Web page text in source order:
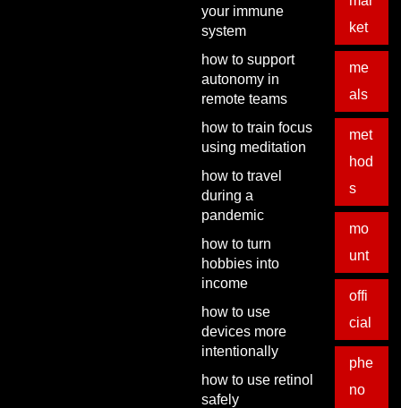
your immune
system
how to support
autonomy in
remote teams
how to train focus
using meditation
how to travel
during a
pandemic
how to turn
hobbies into
income
how to use
devices more
intentionally
how to use retinol
safely
ket
me
als
met
hod
s
mo
unt
offi
cial
phe
no